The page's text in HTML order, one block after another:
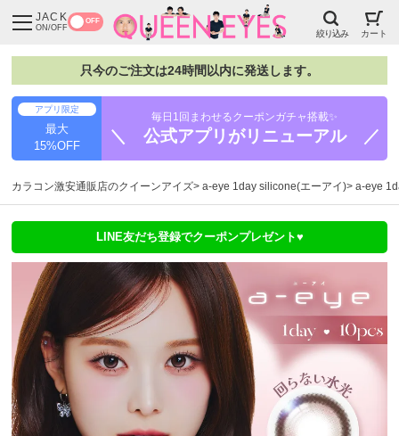
JACK
ON/OFF
OFF
絞り込み カート
只今のご注文は24時間以内に発送します。
アプリ限定
最大
15%OFF
毎日1回まわせるクーポンガチャ搭載✨
＼ 公式アプリがリニューアル ／
カラコン激安通販店のクイーンアイズ a-eye 1day silicone(エーアイ) a-eye
LINE友だち登録でクーポンプレゼント♥